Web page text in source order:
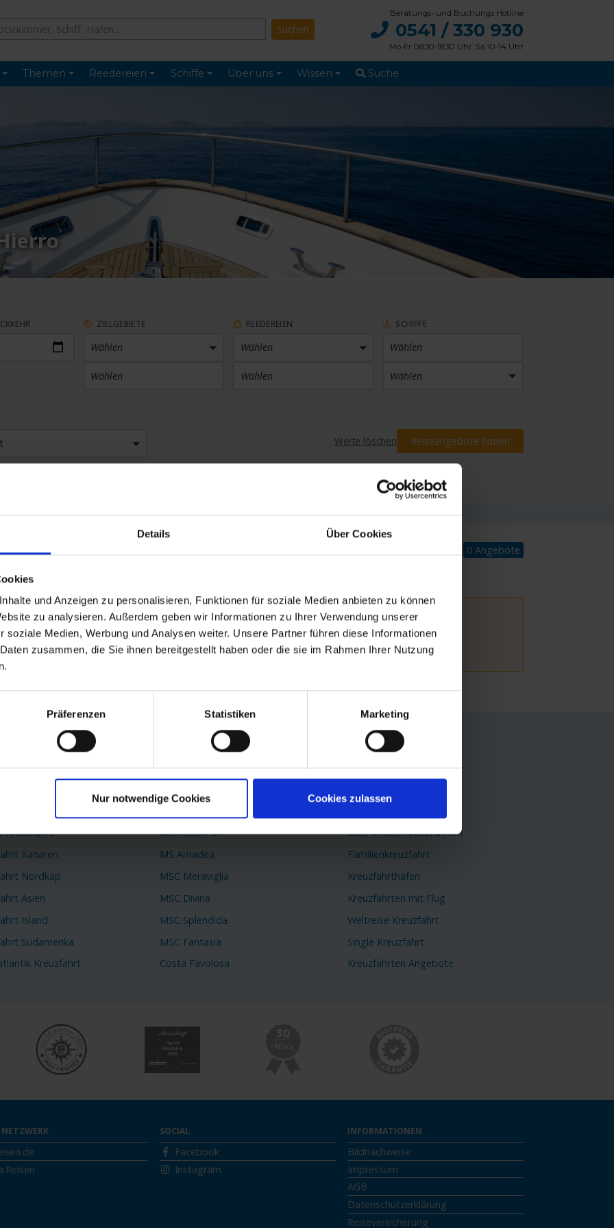
Details Über Cookies
und Anzeigen zu personalisieren, Funktionen für soziale Medien anbieten zu können
zu analysieren. Außerdem geben wir Informationen zu Ihrer Verwendung unserer
soziale Medien, Werbung und Analysen weiter. Unsere Partner führen diese Informationen
zusammen, die Sie ihnen bereitgestellt haben oder die sie im Rahmen Ihrer Nutzung
Präferenzen Statistiken Marketing
Nur notwendige Cookies Cookies zulassen
Beratungs- und Buchungs Hotline
0541 / 330 930
Mo-Fr 08:30-18:30 Uhr, Sa 10-14 Uhr
Themen Reedereien Schiffe Über uns Wissen Suche
ZIELGEBIETE
Wählen
Wählen
REEDEREIEN
Wählen
Wählen
SCHIFFE
Wählen
Wählen
Wählen
PREIS
Preis eingrenzen
Wählen
INKLUSIVLEISTUNGEN
Wählen
Werte löschen Reiseangebote finden
0 Angebote
Reiseziele
Kreuzfahrt
Kreuzfahrt
Kanaren
Nordkap
Asien
Island
Südamerika
Kreuzfahrt
TOP Schiffe
AIDAprima
Mein Schiff 6
MS Amadea
MSC Meraviglia
MSC Divina
MSC Splendida
MSC Fantasia
Costa Favolosa
TOP Themen
Flusskreuzfahrten
Last Minute Kreuzfahrten
Familienkreuzfahrt
Kreuzfahrthäfen
Kreuzfahrten mit Flug
Weltreise Kreuzfahrt
Single Kreuzfahrt
Kreuzfahrten Angebote
NETZWERK SOCIAL
Facebook
Instagram
INFORMATIONEN
Bildnachweise
Impressum
AGB
Datenschutzerklärung
Reiseversicherung